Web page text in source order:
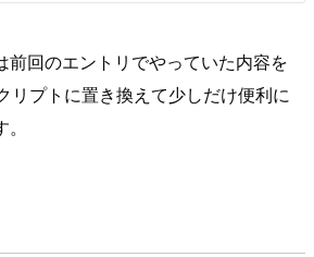
前回のエントリでやっていた内容を
リプトに置き換えて少しだけ便利に